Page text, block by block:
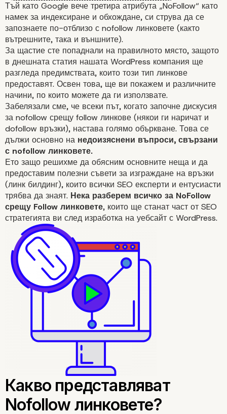
Тъй като Google вече третира атрибута „NoFollow“ като
намек за индексиране и обхождане, си струва да се
запознаете по-отблизо с nofollow линковете (както
вътрешните, така и външните).
За щастие сте попаднали на правилното място, защото
в днешната статия нашата WordPress компания ще
разгледа предимствата, които този тип линкове
предоставят. Освен това, ще ви покажем и различните
начини, по които можете да ги използвате.
Забелязали сме, че всеки път, когато започне дискусия
за nofollow срещу follow линкове (някои ги наричат и
dofollow връзки), настава голямо объркване. Това се
дължи основно на недоизяснени въпроси, свързани
с nofollow линковете.
Ето защо решихме да обясним основните неща и да
предоставим полезни съвети за изграждане на връзки
(линк билдинг), които всички SEO експерти и ентусиасти
трябва да знаят. Нека разберем всичко за NoFollow
срещу Follow линковете, които ще станат част от SEO
стратегията ви след изработка на уебсайт с WordPress.